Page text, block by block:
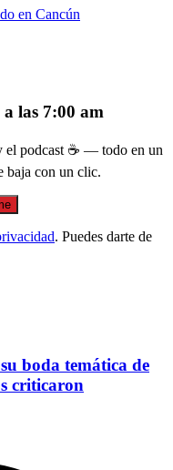
en Cancún
las 7:00 am
el podcast ☕ — todo en un
baja con un clic.
. Puedes darte de
boda temática de
criticaron